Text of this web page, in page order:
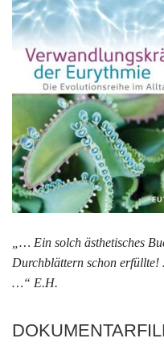
„… Ein solch ästhetisches
Durchblättern schon
…“ E.H.